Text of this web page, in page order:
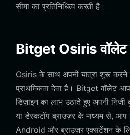
सीमा का प्रतिनिधित्व करती है।
Bitget Osiris वॉलेट
Osiris के साथ अपनी यात्रा शुरू करने
प्राथमिकता देता है। Bitget वॉलेट
डिज़ाइन का लाभ उठाते हुए अपनी
या डेस्कटॉप ब्राउज़र के माध्यम से, आप
Android और ब्राउज़र एक्सटेंशन के